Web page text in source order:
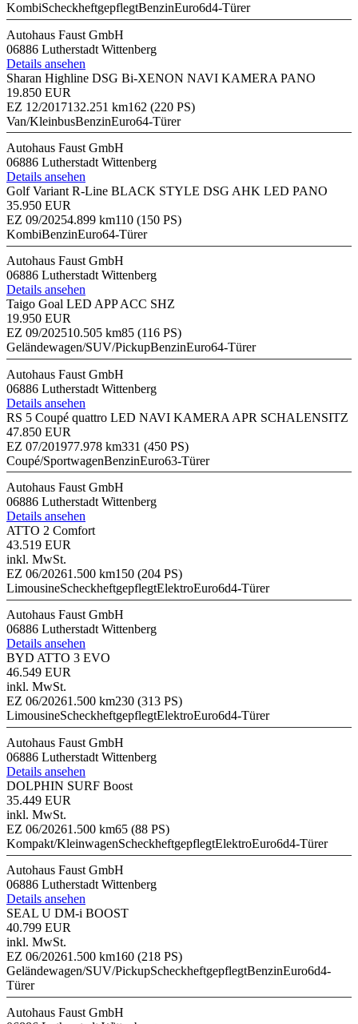
KombiScheckheftgepflegtBenzinEuro6d4-Türer
Autohaus Faust GmbH
06886 Lutherstadt Wittenberg
Details ansehen
Sharan Highline DSG Bi-XENON NAVI KAMERA PANO
19.850 EUR
EZ 12/2017132.251 km162 (220 PS)
Van/KleinbusBenzinEuro64-Türer
Autohaus Faust GmbH
06886 Lutherstadt Wittenberg
Details ansehen
Golf Variant R-Line BLACK STYLE DSG AHK LED PANO
35.950 EUR
EZ 09/20254.899 km110 (150 PS)
KombiBenzinEuro64-Türer
Autohaus Faust GmbH
06886 Lutherstadt Wittenberg
Details ansehen
Taigo Goal LED APP ACC SHZ
19.950 EUR
EZ 09/202510.505 km85 (116 PS)
Geländewagen/SUV/PickupBenzinEuro64-Türer
Autohaus Faust GmbH
06886 Lutherstadt Wittenberg
Details ansehen
RS 5 Coupé quattro LED NAVI KAMERA APR SCHALENSITZ
47.850 EUR
EZ 07/201977.978 km331 (450 PS)
Coupé/SportwagenBenzinEuro63-Türer
Autohaus Faust GmbH
06886 Lutherstadt Wittenberg
Details ansehen
ATTO 2 Comfort
43.519 EUR
inkl. MwSt.
EZ 06/20261.500 km150 (204 PS)
LimousineScheckheftgepflegtElektroEuro6d4-Türer
Autohaus Faust GmbH
06886 Lutherstadt Wittenberg
Details ansehen
BYD ATTO 3 EVO
46.549 EUR
inkl. MwSt.
EZ 06/20261.500 km230 (313 PS)
LimousineScheckheftgepflegtElektroEuro6d4-Türer
Autohaus Faust GmbH
06886 Lutherstadt Wittenberg
Details ansehen
DOLPHIN SURF Boost
35.449 EUR
inkl. MwSt.
EZ 06/20261.500 km65 (88 PS)
Kompakt/KleinwagenScheckheftgepflegtElektroEuro6d4-Türer
Autohaus Faust GmbH
06886 Lutherstadt Wittenberg
Details ansehen
SEAL U DM-i BOOST
40.799 EUR
inkl. MwSt.
EZ 06/20261.500 km160 (218 PS)
Geländewagen/SUV/PickupScheckheftgepflegtBenzinEuro6d4-
Türer
Autohaus Faust GmbH